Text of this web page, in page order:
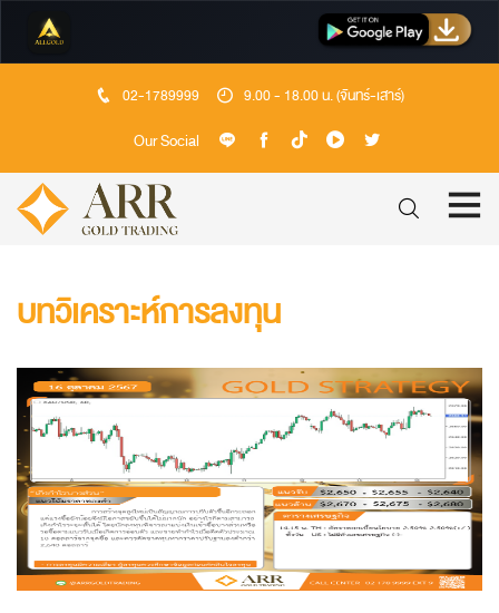
02-1789999 9.00 - 18.00 น. (จันทร์-เสาร์)
Our Social
บทวิเคราะห์การลงทุน